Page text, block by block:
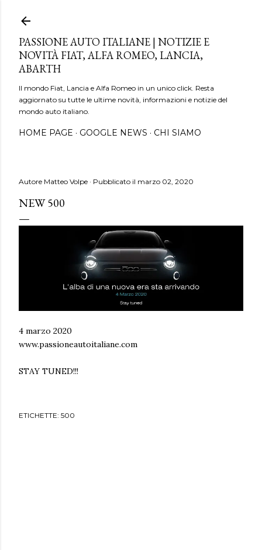
PASSIONE AUTO ITALIANE | NOTIZIE E
NOVITÀ FIAT, ALFA ROMEO, LANCIA,
ABARTH
Il mondo Fiat, Lancia e Alfa Romeo in un unico click. Resta
aggiornato su tutte le ultime novità, informazioni e notizie del
mondo auto italiano.
HOME PAGE GOOGLE NEWS CHI SIAMO
Autore Matteo Volpe Pubblicato il marzo 02, 2020
NEW 500
4 marzo 2020
www.passioneautoitaliane.com
STAY TUNED!!!
ETICHETTE: 500